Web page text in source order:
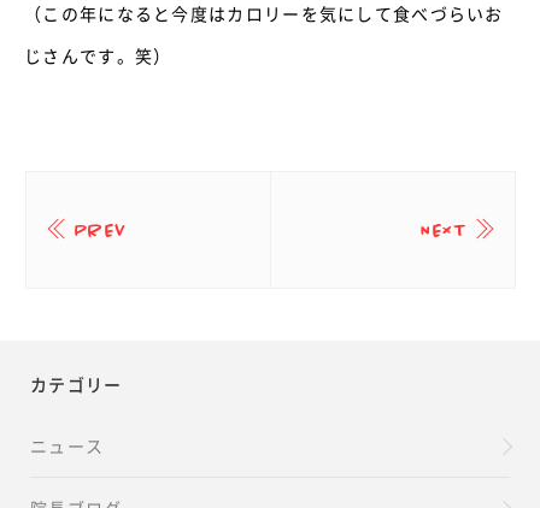
（この年になると今度はカロリーを気にして食べづらいお
じさんです。笑）
PREV NEXT
カテゴリー
ニュース